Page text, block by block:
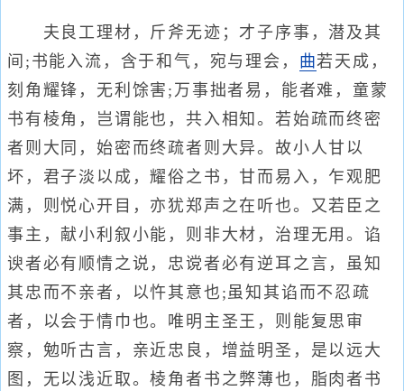
夫良工理材，斤斧无迹；才子序事，潜及其
间;书能入流，含于和气，宛与理会， 曲若天成，
刻角耀锋，无利馀害;万事拙者易，能者难，童蒙
书有棱角，岂谓能也，共入相知。若始疏而终密
者则大同，始密而终疏者则大异。故小人甘以
坏，君子淡以成，耀俗之书，甘而易入，乍观肥
满，则悦心开目，亦犹郑声之在听也。又若臣之
事主，献小利叙小能，则非大材，治理无用。谄
谀者必有顺情之说，忠谠者必有逆耳之言，虽知
其忠而不亲者，以忤其意也;虽知其谄而不忍疏
者，以会于情巾也。唯明主圣王，则能复思审
察，勉听古言，亲近忠良，增益明圣，是以远大
图，无以浅近取。棱角者书之弊薄也，脂肉者书